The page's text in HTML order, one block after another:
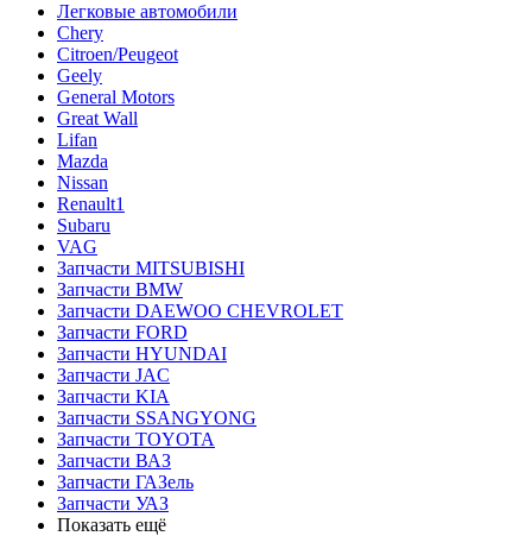
Легковые автомобили
Chery
Citroen/Peugeot
Geely
General Motors
Great Wall
Lifan
Mazda
Nissan
Renault1
Subaru
VAG
Запчасти MITSUBISHI
Запчасти BMW
Запчасти DAEWOO CHEVROLET
Запчасти FORD
Запчасти HYUNDAI
Запчасти JAC
Запчасти KIA
Запчасти SSANGYONG
Запчасти TOYOTA
Запчасти ВАЗ
Запчасти ГАЗель
Запчасти УАЗ
Показать ещё